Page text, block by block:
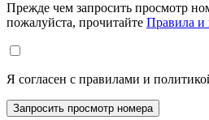
Прежде чем запросить просмотр
пожалуйста, прочитайте Правила и
Я согласен с правилами и
Запросить просмотр номера